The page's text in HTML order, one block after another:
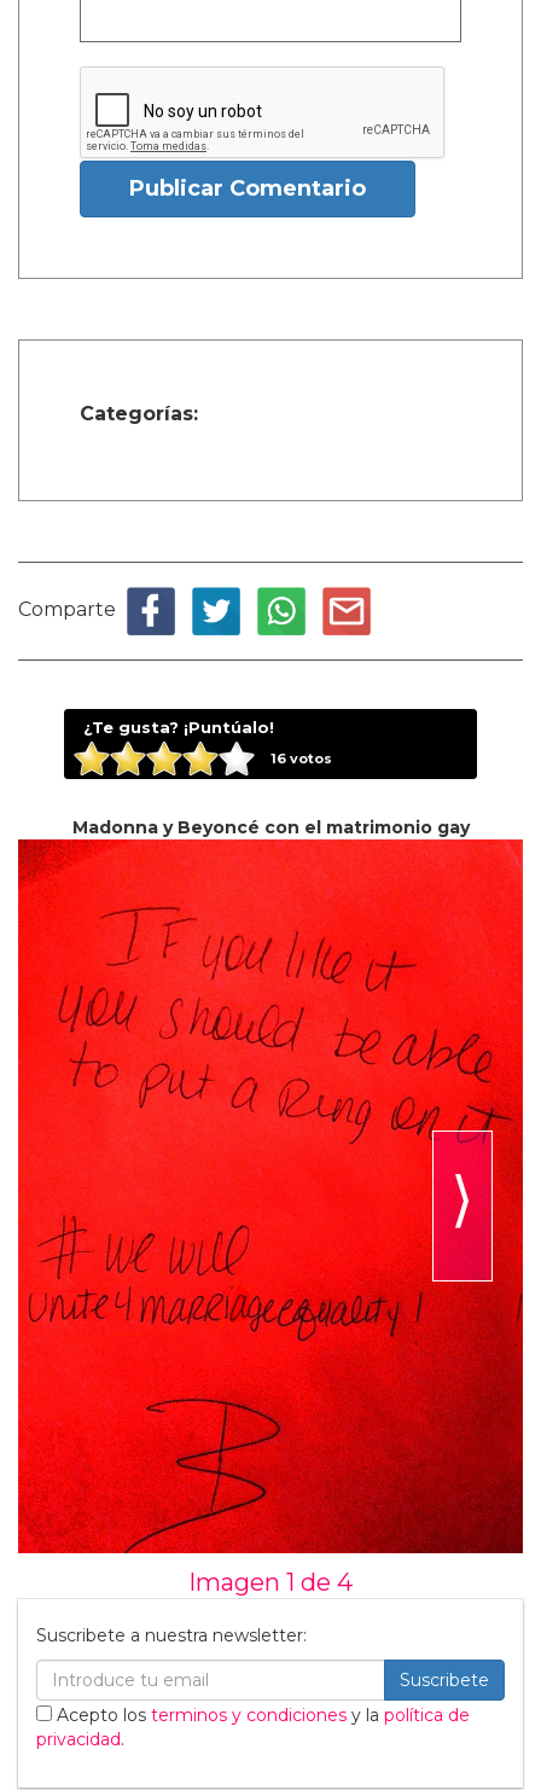
Publicar Comentario
Categorías:
Comparte
¿Te gusta? ¡Puntúalo!
16votos
Madonna y Beyoncé con el matrimonio gay
⟩
Imagen 1 de 4
Suscribete a nuestra newsletter:
Suscribete
Acepto los terminos y condiciones y la política de
privacidad.